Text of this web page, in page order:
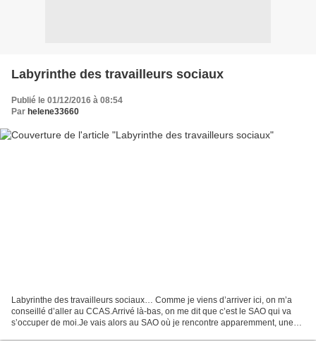
Labyrinthe des travailleurs sociaux
Publié le 01/12/2016 à 08:54
Par helene33660
Labyrinthe des travailleurs sociaux… Comme je viens d’arriver ici, on m’a
conseillé d’aller au CCAS.Arrivé là-bas, on me dit que c’est le SAO qui va
s’occuper de moi.Je vais alors au SAO où je rencontre apparemment, une